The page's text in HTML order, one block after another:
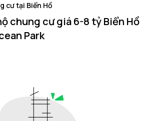
cư tại Biển Hồ
chung cư giá 6-8 tỷ Biển Hồ
Park